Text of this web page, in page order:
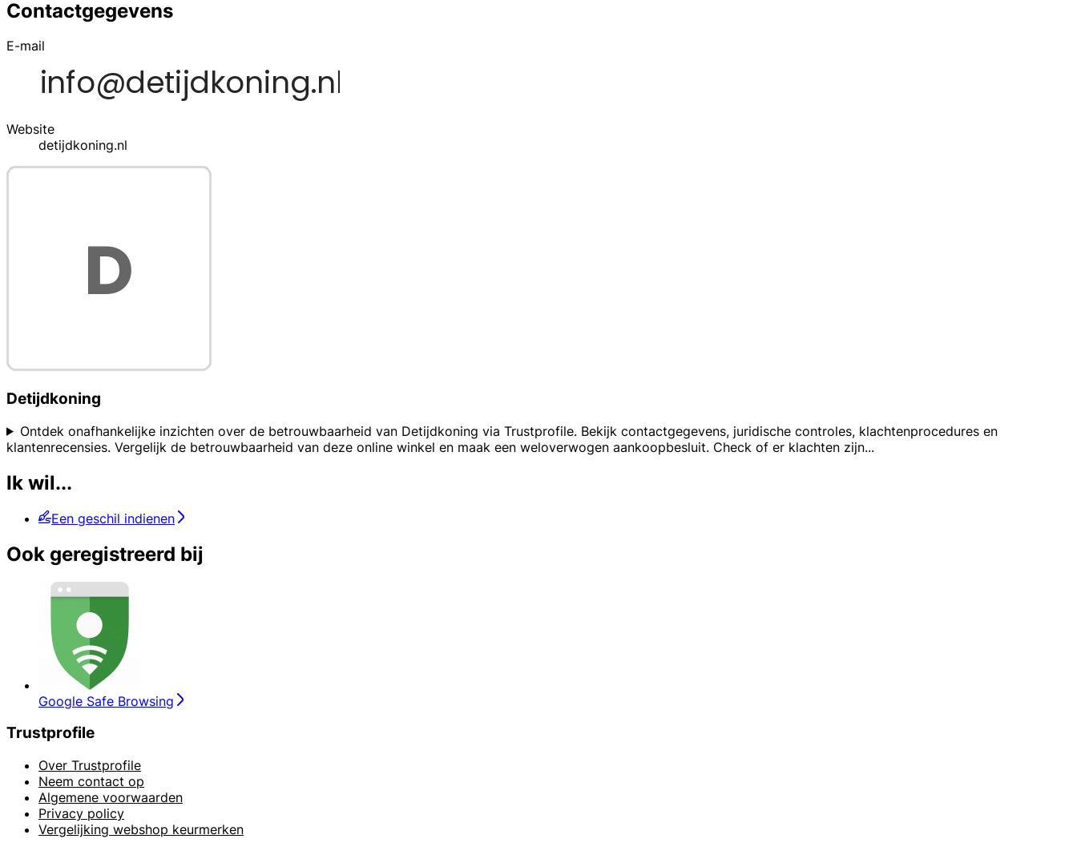
Contactgegevens
E-mail
Website
detijdkoning.nl
Detijdkoning
Ontdek onafhankelijke inzichten over de betrouwbaarheid van Detijdkoning via Trustprofile. Bekijk contactgegevens, juridische controles, klachtenprocedures en
klantenrecensies. Vergelijk de betrouwbaarheid van deze online winkel en maak een weloverwogen aankoopbesluit. Check of er klachten zijn...
Ik wil...
Een geschil indienen
Ook geregistreerd bij
Google Safe Browsing
Trustprofile
Over Trustprofile
Neem contact op
Algemene voorwaarden
Privacy policy
Vergelijking webshop keurmerken